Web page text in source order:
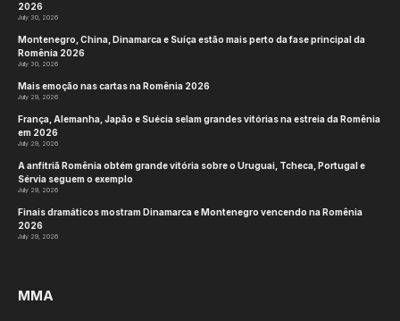
Neste artigo cobrimos exclusivamente os jogos da
Copa do Mundo, dando uma olhada nos resultados
mais possíveis dos próximos dias.
Você também deveriaconfira nosso canal no
YouTube para tudo sobre a Copa do Mundo
previsões até classificações poderosas e prévias de
todos os jogos que acontecerão neste verão.
Mas, por enquanto, vamos passar às previsões.
Catar x Suíça – Mais de 0,5 gols pelo